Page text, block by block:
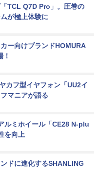
TCL Q7D Pro」。圧巻の
が極上体験に
ー向けブランドHOMURA
カフ型イヤフォン「UU2イ
マニアが語る
ルミホイール「CE28 N-plu
を向上
ドに進化するSHANLING